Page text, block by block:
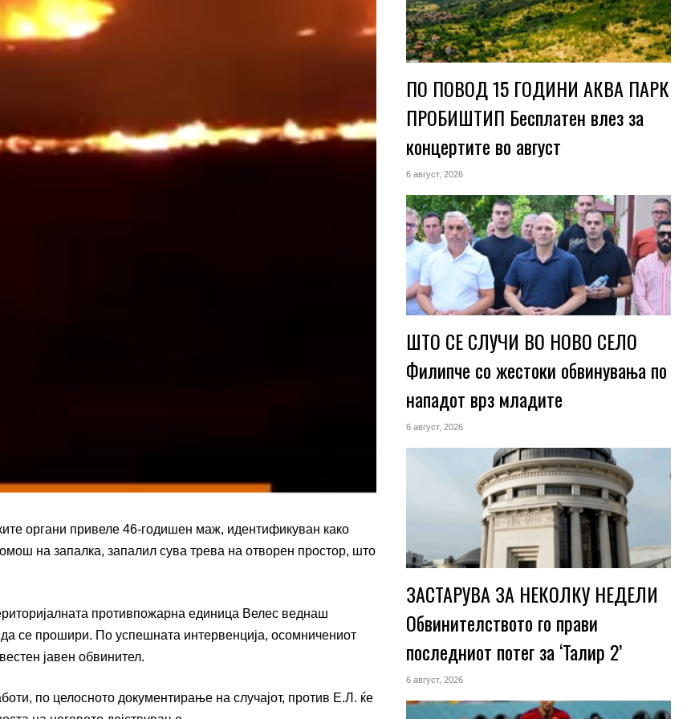
органи привеле 46-годишен маж, идентификуван како
на запалка, запалил сува трева на отворен простор, што
противпожарна единица Велес веднаш
се прошири. По успешната интервенција, осомничениот
јавен обвинител.
по целосното документирање на случајот, против Е.Л. ќе
ПО ПОВОД 15 ГОДИНИ АКВА ПАРК
ПРОБИШТИП Бесплатен влез за
концертите во август
6 август, 2026
ШТО СЕ СЛУЧИ ВО НОВО СЕЛО
Филипче со жестоки обвинувања по
нападот врз младите
6 август, 2026
ЗАСТАРУВА ЗА НЕКОЛКУ НЕДЕЛИ
Обвинителството го прави
последниот потег за ‘Талир 2’
6 август, 2026